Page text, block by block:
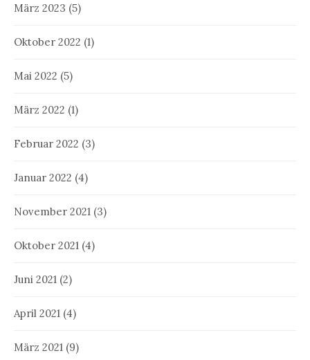
März 2023 (5)
Oktober 2022 (1)
Mai 2022 (5)
März 2022 (1)
Februar 2022 (3)
Januar 2022 (4)
November 2021 (3)
Oktober 2021 (4)
Juni 2021 (2)
April 2021 (4)
März 2021 (9)